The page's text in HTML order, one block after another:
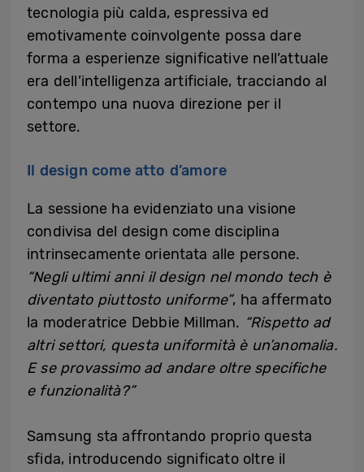
tecnologia più calda, espressiva ed
emotivamente coinvolgente possa dare
forma a esperienze significative nell’attuale
era dell’intelligenza artificiale, tracciando al
contempo una nuova direzione per il
settore.
Il design come atto d’amore
La sessione ha evidenziato una visione
condivisa del design come disciplina
intrinsecamente orientata alle persone.
“Negli ultimi anni il design nel mondo tech è
diventato piuttosto uniforme”, ha affermato
la moderatrice Debbie Millman. “Rispetto ad
altri settori, questa uniformità è un’anomalia.
E se provassimo ad andare oltre specifiche
e funzionalità?”
Samsung sta affrontando proprio questa
sfida, introducendo significato oltre il